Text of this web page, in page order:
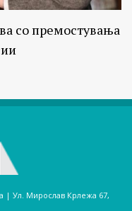
со премостувања
| Ул. Мирослав Крлежа 67,